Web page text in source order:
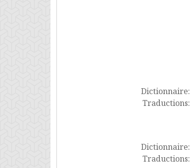
Dictionnaire:
Traductions:
Dictionnaire:
Traductions: